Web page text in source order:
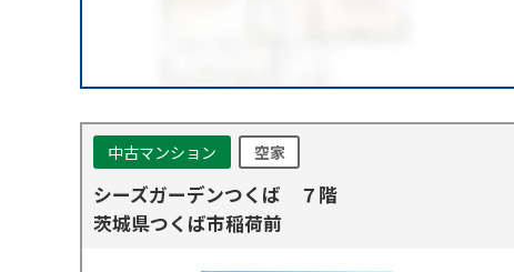
中古マンション 空家
シーズガーデンつくば ７階
茨城県つくば市稲荷前